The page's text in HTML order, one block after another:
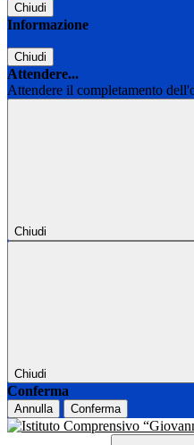
Chiudi
Informazione
Chiudi
Attendere...
Attendere il completamento
Chiudi
Chiudi
Conferma
Annulla Conferma